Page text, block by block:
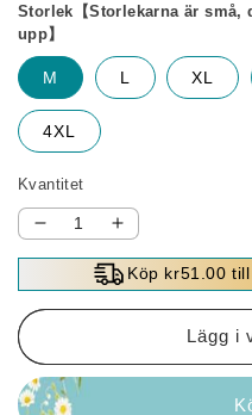
Storlek【Storlekarna är små,
upp】
M L XL
4XL
Kvantitet
Minska
kvantitet
🔥
rabatt
för
två
Öka
kvantitet
för
🔥
rabatt
för
Köp kr51.00
Lägg i